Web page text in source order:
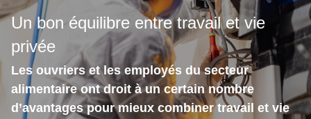
CONTACT
Un bon équilibre entre travail et vie
privée
Les ouvriers et les employés du secteur
alimentaire ont droit à un certain nombre
d’avantages pour mieux combiner travail et vie